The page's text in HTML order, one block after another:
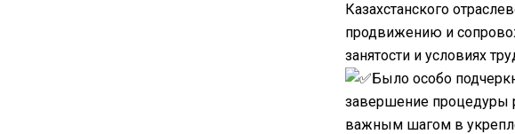
Казахстанского
продвижению и
занятости и условиях
Было особо
завершение процедуры
важным шагом в